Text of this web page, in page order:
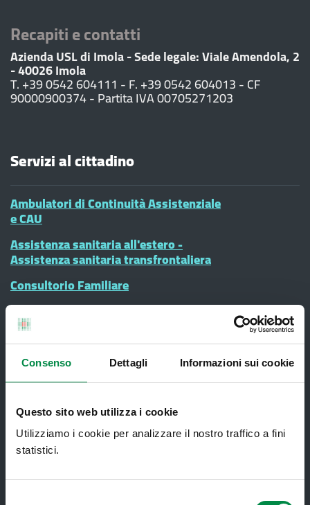
Consenso Dettagli Informazioni sui cookie
Questo sito web utilizza i cookie
Utilizziamo i cookie per analizzare il nostro traffico a fini
statistici.
Recapiti e contatti
Azienda USL di Imola - Sede legale: Viale Amendola, 2
- 40026 Imola
T. +39 0542 604111 - F. +39 0542 604013 - CF
90000900374 - Partita IVA 00705271203
Servizi al cittadino
Ambulatori di Continuità Assistenziale
e CAU
Assistenza sanitaria all'estero -
Assistenza sanitaria transfrontaliera
Consultorio Familiare
Direzione Assistenza Farmaceutica
Finanziamenti
Lauree Professioni Sanitarie
Medici e Pediatri di Famiglia
Nucleo di Cure Primarie (NCP)
Punto Unico di Accesso integrato
sanitario e sociale (PUA)
Ritiro Referti